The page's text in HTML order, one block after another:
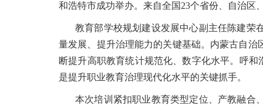
和浩特市成功举办。来自全国23个省份、自治区
教育部学校规划建设发展中心副主任陈建荣
量发展、提升治理能力的关键基础。内蒙古自
断提升高职教育统计规范化、数字化水平。呼
是提升职业教育治理现代化水平的关键抓手。
本次培训紧扣职业教育类型定位、产教融合